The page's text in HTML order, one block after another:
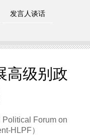
发言人谈话
高级别政
Political Forum on
HLPF）